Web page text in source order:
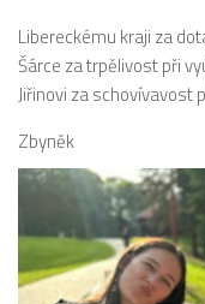
Libereckému kraji za
Šárce za trpělivost při
Jiřinovi za schovívavost
Zbyněk